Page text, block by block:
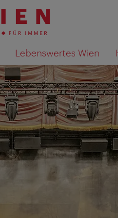
Lebenswertes Wien
auf Karte